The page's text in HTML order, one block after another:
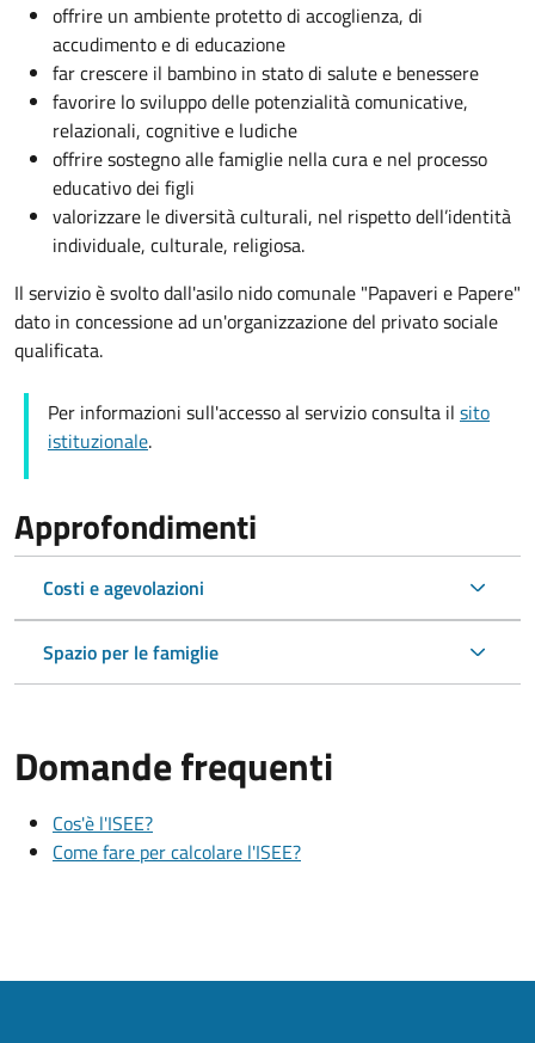
offrire un ambiente protetto di accoglienza, di
accudimento e di educazione
far crescere il bambino in stato di salute e benessere
favorire lo sviluppo delle potenzialità comunicative,
relazionali, cognitive e ludiche
offrire sostegno alle famiglie nella cura e nel processo
educativo dei figli
valorizzare le diversità culturali, nel rispetto dell’identità
individuale, culturale, religiosa.
Il servizio è svolto dall'asilo nido comunale "Papaveri e Papere"
dato in concessione ad un'organizzazione del privato sociale
qualificata.
Per informazioni sull'accesso al servizio consulta il sito
istituzionale.
Approfondimenti
Costi e agevolazioni
Spazio per le famiglie
Domande frequenti
Cos'è l'ISEE?
Come fare per calcolare l'ISEE?